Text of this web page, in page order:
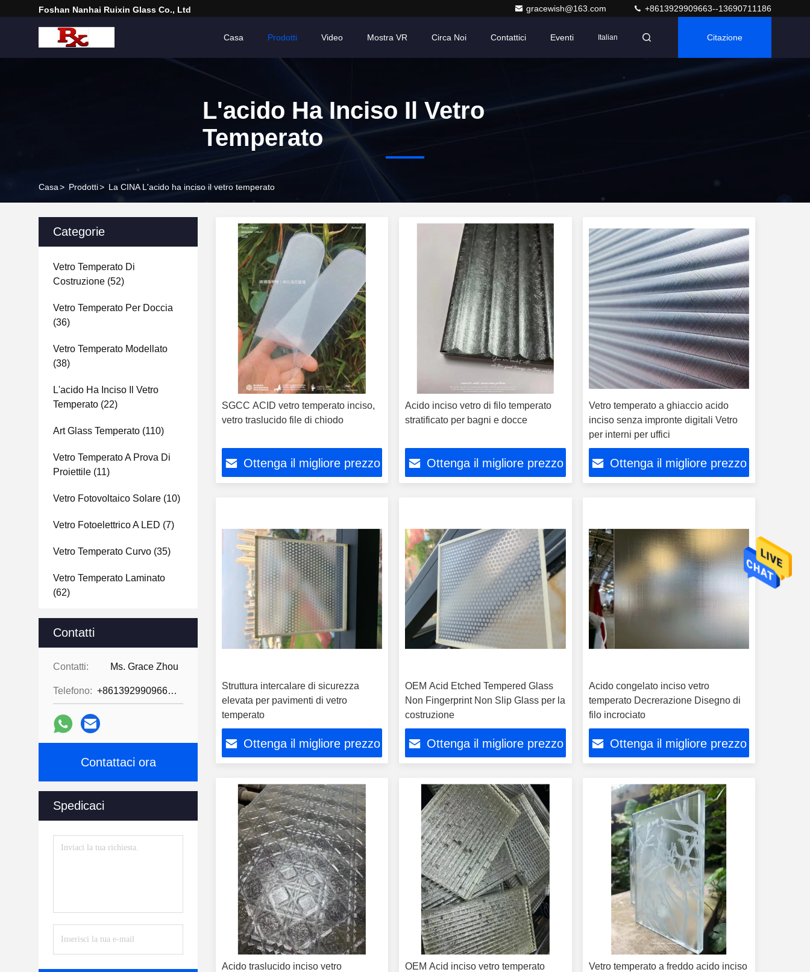
Foshan Nanhai Ruixin Glass Co., Ltd gracewish@163.com +8613929909663--13690711186
Casa Prodotti Video Mostra VR Circa Noi Contattici Eventi Italian Citazione
L'acido Ha Inciso Il Vetro
Temperato
Casa> Prodotti> La CINA L'acido ha inciso il vetro temperato
Categorie
Vetro Temperato Di
Costruzione (52)
Vetro Temperato Per Doccia
(36)
Vetro Temperato Modellato
(38)
L'acido Ha Inciso Il Vetro
Temperato (22)
Art Glass Temperato (110)
Vetro Temperato A Prova Di
Proiettile (11)
Vetro Fotovoltaico Solare (10)
Vetro Fotoelettrico A LED (7)
Vetro Temperato Curvo (35)
Vetro Temperato Laminato
(62)
La E Bassa Ha Isolato Il Vetro
(29)
Porta Di Vetro Temperata(31)
Schermo Di Doccia In Vetro
Temperato(31)
Cassa Doccia In Vetro
Temperato(39)
Blocchetti Del Mattone Di
Vetro(47)
Vetro Di Vuoto(2)
Contatti
Contatti: Ms. Grace Zhou
Telefono: +8613929909663--13690711186
Contattaci ora
Spedicaci
SGCC ACID vetro temperato inciso,
vetro traslucido file di chiodo
Ottenga il migliore prezzo
Acido inciso vetro di filo temperato
stratificato per bagni e docce
Ottenga il migliore prezzo
Vetro temperato a ghiaccio acido
inciso senza impronte digitali Vetro
per interni per uffici
Ottenga il migliore prezzo
Struttura intercalare di sicurezza
elevata per pavimenti di vetro
temperato
Ottenga il migliore prezzo
OEM Acid Etched Tempered Glass
Non Fingerprint Non Slip Glass per la
costruzione
Ottenga il migliore prezzo
Acido congelato inciso vetro
temperato Decrerazione Disegno di
filo incrociato
Ottenga il migliore prezzo
Acido traslucido inciso vetro
OEM Acid inciso vetro temperato
Vetro temperato a freddo acido inciso